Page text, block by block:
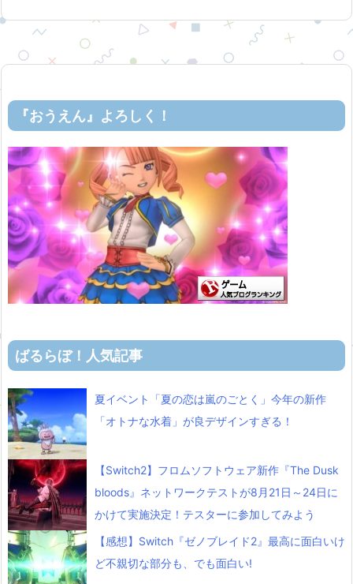
『おうえん』よろしく！
ばるらぼ！人気記事
夏イベント「夏の恋は嵐のごとく」今年の新作
「オトナな水着」が良デザインすぎる！
【Switch2】フロムソフトウェア新作『The Dusk
bloods』ネットワークテストが8月21日～24日に
かけて実施決定！テスターに参加してみよう
【感想】Switch『ゼノブレイド2』最高に面白いけ
ど不親切な部分も、でも面白い!